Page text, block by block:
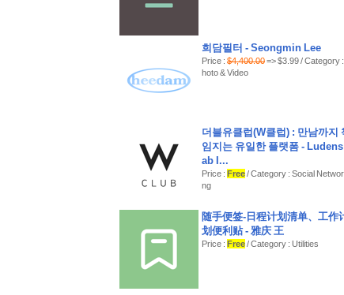
희담필터 - Seongmin Lee
Price : $4,400.00=> $3.99 / Category
hoto & Video
더블유클럽(W클럽) : 만남까지
임지는 유일한 플랫폼 -
ab I...
Price : Free/ Category : Social
ng
随手便签-日程计划清单、工作
划便利贴 - 雅庆 王
Price : Free/ Category : Utilities